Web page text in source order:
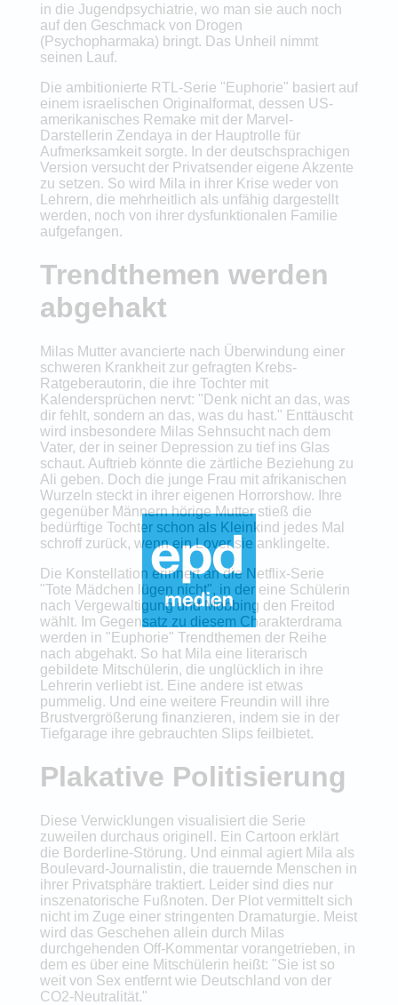
in die Jugendpsychiatrie, wo man sie auch noch
auf den Geschmack von Drogen
(Psychopharmaka) bringt. Das Unheil nimmt
seinen Lauf.
Die ambitionierte RTL-Serie "Euphorie" basiert auf
einem israelischen Originalformat, dessen US-
amerikanisches Remake mit der Marvel-
Darstellerin Zendaya in der Hauptrolle für
Aufmerksamkeit sorgte. In der deutschsprachigen
Version versucht der Privatsender eigene Akzente
zu setzen. So wird Mila in ihrer Krise weder von
Lehrern, die mehrheitlich als unfähig dargestellt
werden, noch von ihrer dysfunktionalen Familie
aufgefangen.
Trendthemen werden
abgehakt
Milas Mutter avancierte nach Überwindung einer
schweren Krankheit zur gefragten Krebs-
Ratgeberautorin, die ihre Tochter mit
Kalendersprüchen nervt: "Denk nicht an das, was
dir fehlt, sondern an das, was du hast." Enttäuscht
wird insbesondere Milas Sehnsucht nach dem
Vater, der in seiner Depression zu tief ins Glas
schaut. Auftrieb könnte die zärtliche Beziehung zu
Ali geben. Doch die junge Frau mit afrikanischen
Wurzeln steckt in ihrer eigenen Horrorshow. Ihre
gegenüber Männern hörige Mutter stieß die
bedürftige Tochter schon als Kleinkind jedes Mal
schroff zurück, wenn ein Lover sie anklingelte.
Die Konstellation erinnert an die Netflix-Serie
"Tote Mädchen lügen nicht", in der eine Schülerin
nach Vergewaltigung und Mobbing den Freitod
wählt. Im Gegensatz zu diesem Charakterdrama
werden in "Euphorie" Trendthemen der Reihe
nach abgehakt. So hat Mila eine literarisch
gebildete Mitschülerin, die unglücklich in ihre
Lehrerin verliebt ist. Eine andere ist etwas
pummelig. Und eine weitere Freundin will ihre
Brustvergrößerung finanzieren, indem sie in der
Tiefgarage ihre gebrauchten Slips feilbietet.
Plakative Politisierung
Diese Verwicklungen visualisiert die Serie
zuweilen durchaus originell. Ein Cartoon erklärt
die Borderline-Störung. Und einmal agiert Mila als
Boulevard-Journalistin, die trauernde Menschen in
ihrer Privatsphäre traktiert. Leider sind dies nur
inszenatorische Fußnoten. Der Plot vermittelt sich
nicht im Zuge einer stringenten Dramaturgie. Meist
wird das Geschehen allein durch Milas
durchgehenden Off-Kommentar vorangetrieben, in
dem es über eine Mitschülerin heißt: "Sie ist so
weit von Sex entfernt wie Deutschland von der
CO2-Neutralität."